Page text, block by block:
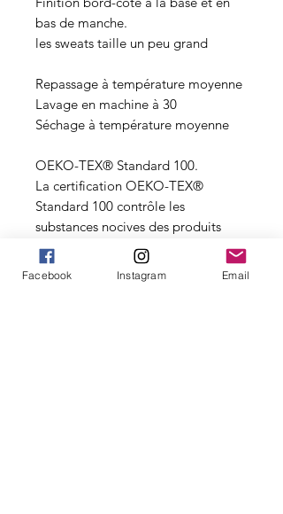
bas de manche.
les sweats taille un peu grand
Repassage à température moyenne
Lavage en machine à 30
Séchage à température moyenne
OEKO-TEX® Standard 100.
La certification OEKO-TEX®
Standard 100 contrôle les
substances nocives des produits
textiles via un label indépendant et
international.
Facebook Instagram Email